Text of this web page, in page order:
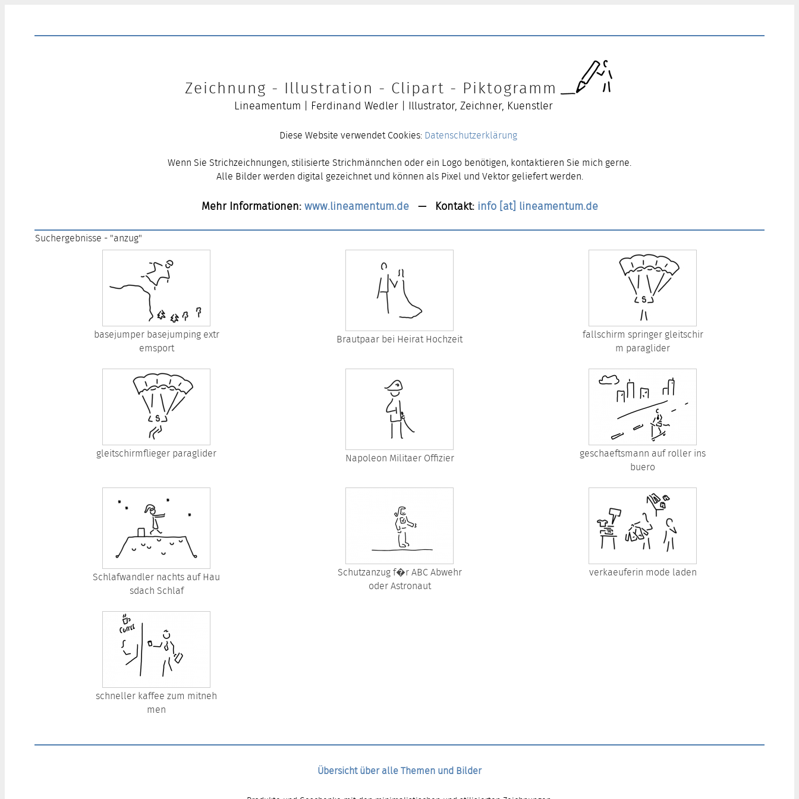
Zeichnung - Illustration - Clipart - Piktogramm
Lineamentum | Ferdinand Wedler | Illustrator, Zeichner, Kuenstler
Diese Website verwendet Cookies: Datenschutzerklärung
Wenn Sie Strichzeichnungen, stilisierte Strichmännchen oder ein Logo benötigen, kontaktieren Sie mich gerne.
Alle Bilder werden digital gezeichnet und können als Pixel und Vektor geliefert werden.
Mehr Informationen:www.lineamentum.de— Kontakt: info [at] lineamentum.de
Suchergebnisse - "anzug"
basejumper basejumping extr
emsport
Brautpaar bei Heirat Hochzeit
fallschirm springer gleitschir
m paraglider
gleitschirmflieger paraglider Napoleon Militaer Offizier
geschaeftsmann auf roller ins
buero
Schlafwandler nachts auf Hau
sdach Schlaf
Schutzanzug f�r ABC Abwehr
oder Astronaut
verkaeuferin mode laden
schneller kaffee zum mitneh
men
Übersicht über alle Themen und Bilder